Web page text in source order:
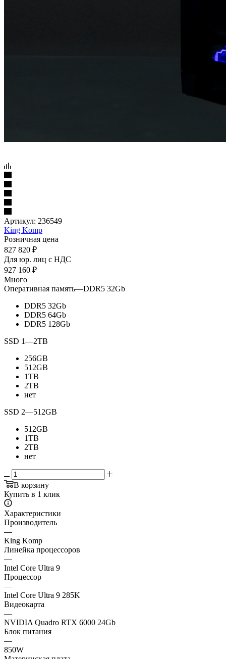
Артикул: 236549
King Komp
Розничная цена
827 820 ₽
Для юр. лиц c НДС
927 160 ₽
Много
Оперативная память—DDR5 32Gb
DDR5 32Gb
DDR5 64Gb
DDR5 128Gb
SSD 1—2TB
256GB
512GB
1TB
2TB
нет
SSD 2—512GB
512GB
1TB
2TB
нет
В корзину
Купить в 1 клик
Характеристики
Производитель
—
King Komp
Линейка процессоров
—
Intel Core Ultra 9
Процессор
—
Intel Core Ultra 9 285K
Видеокарта
—
NVIDIA Quadro RTX 6000 24Gb
Блок питания
—
850W